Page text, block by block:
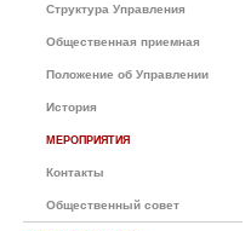
Структура Управления
Общественная приемная
Положение об Управлении
История
МЕРОПРИЯТИЯ
Контакты
Общественный совет